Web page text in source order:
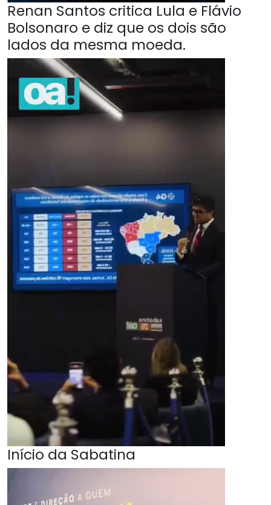
Renan Santos critica Lula e Flávio
Bolsonaro e diz que os dois são
lados da mesma moeda.
Início da Sabatina